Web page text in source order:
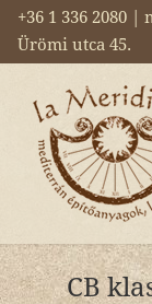
+36 1 336 2080
Ürömi utca 45.
CB